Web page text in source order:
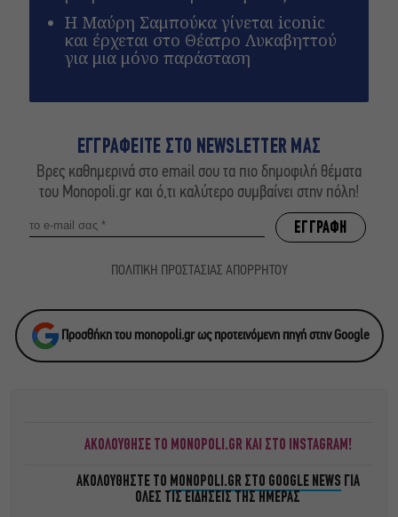
Η Μαύρη Σαμπούκα γίνεται iconic
και έρχεται στο Θέατρο Λυκαβηττού
για μια μόνο παράσταση
ΕΓΓΡΑΦΕΙΤΕ ΣΤΟ NEWSLETTER ΜΑΣ
Βρες καθημερινά στο email σου τα πιο δημοφιλή θέματα
του Monopoli.gr και ό,τι καλύτερο συμβαίνει στην πόλη!
ΠΟΛΙΤΙΚΗ ΠΡΟΣΤΑΣΙΑΣ ΑΠΟΡΡΗΤΟΥ
Προσθήκη του monopoli.gr ως προτεινόμενη πηγή στην Google
ΑΚΟΛΟΥΘΗΣΕ ΤΟ MONOPOLI.GR ΚΑΙ ΣΤΟ INSTAGRAM!
ΑΚΟΛΟΥΘΗΣΤΕ ΤΟ MONOPOLI.GR ΣΤΟ GOOGLE NEWS ΓΙΑ
ΟΛΕΣ ΤΙΣ ΕΙΔΗΣΕΙΣ ΤΗΣ ΗΜΕΡΑΣ